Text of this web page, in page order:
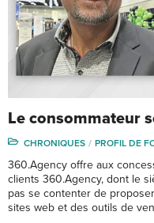
Le consommateur
CHRONIQUES PROFIL DE
360.Agency offre aux
clients 360.Agency, dont le
pas se contenter de
sites web et des outils de